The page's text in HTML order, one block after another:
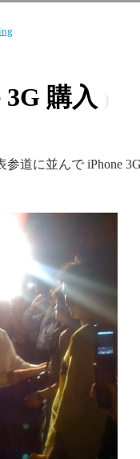
3G 購入
参道に並んで iPhone